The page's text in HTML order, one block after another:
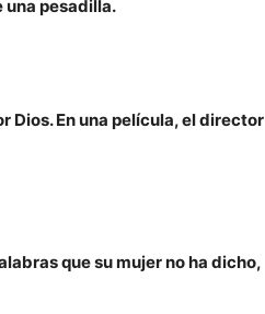
una pesadilla.
Dios. En una película, el director
que su mujer no ha dicho,